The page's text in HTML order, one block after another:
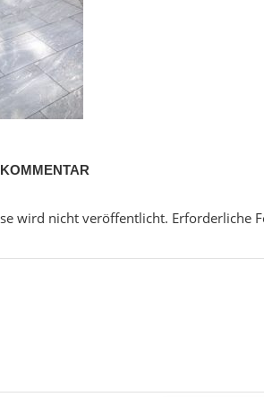
wird nicht veröffentlicht. Erforderliche